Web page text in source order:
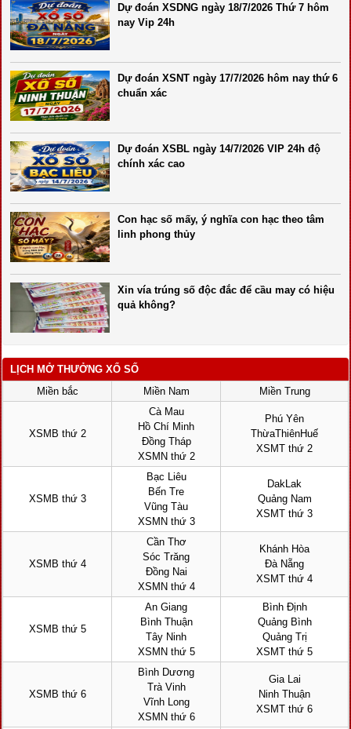
Dự đoán XSDNG ngày 18/7/2026 Thứ 7 hôm
nay Vip 24h
Dự đoán XSNT ngày 17/7/2026 hôm nay thứ 6
chuẩn xác
Dự đoán XSBL ngày 14/7/2026 VIP 24h độ
chính xác cao
Con hạc số mấy, ý nghĩa con hạc theo tâm
linh phong thủy
Xin vía trúng số độc đắc để cầu may có hiệu
quả không?
LỊCH MỞ THƯỞNG XỔ SỐ
Miền bắc
Miền Nam Miền Trung
XSMB thứ 2
Cà Mau
Hồ Chí Minh
Đồng Tháp
XSMN thứ 2
Phú Yên
ThừaThiênHuế
XSMT thứ 2
XSMB thứ 3
Bạc Liêu
Bến Tre
Vũng Tàu
XSMN thứ 3
DakLak
Quảng Nam
XSMT thứ 3
XSMB thứ 4
Cần Thơ
Sóc Trăng
Đồng Nai
XSMN thứ 4
Khánh Hòa
Đà Nẵng
XSMT thứ 4
XSMB thứ 5
An Giang
Bình Thuận
Tây Ninh
XSMN thứ 5
Bình Định
Quảng Bình
Quảng Trị
XSMT thứ 5
XSMB thứ 6
Bình Dương
Trà Vinh
Vĩnh Long
XSMN thứ 6
Gia Lai
Ninh Thuận
XSMT thứ 6